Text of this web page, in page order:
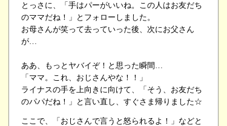
とっさに、「手はパーがいいね。この人はお友だち
のママだね！」とフォローしました。
お母さんが笑って去っていった後、次にお父さん
が…
ああ、もっとヤバイぞ！と思った瞬間…
「ママ。これ、おじさんやな！！」
ライナスの手を上向きに向けて、「そう、お友だち
のパパだね！」と言い直し、すぐさま帰りました☆
ここで、「おじさんで言うと怒られるよ！」などと